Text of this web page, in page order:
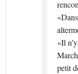
«Il
petit